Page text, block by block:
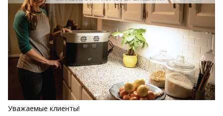
Уважаемые клиенты!